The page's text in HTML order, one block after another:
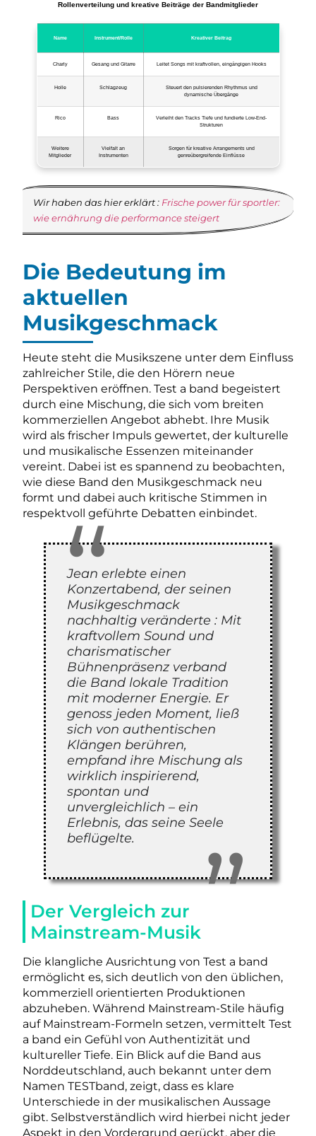
Rollenverteilung und kreative Beiträge der Bandmitglieder
Name Instrument/Rolle Kreativer Beitrag
Charly Gesang und Gitarre Leitet Songs mit kraftvollen, eingängigen Hooks
Holle Schlagzeug
Steuert den pulsierenden Rhythmus und
dynamische Übergänge
Rico Bass
Verleiht den Tracks Tiefe und fundierte Low-End-
Strukturen
Weitere
Mitglieder
Vielfalt an
Instrumenten
Sorgen für kreative Arrangements und
genreübergreifende Einflüsse
Wir haben das hier erklärt : Frische power für sportler:
wie ernährung die performance steigert
Die Bedeutung im
aktuellen
Musikgeschmack
Heute steht die Musikszene unter dem Einfluss
zahlreicher Stile, die den Hörern neue
Perspektiven eröffnen. Test a band begeistert
durch eine Mischung, die sich vom breiten
kommerziellen Angebot abhebt. Ihre Musik
wird als frischer Impuls gewertet, der kulturelle
und musikalische Essenzen miteinander
vereint. Dabei ist es spannend zu beobachten,
wie diese Band den Musikgeschmack neu
formt und dabei auch kritische Stimmen in
respektvoll geführte Debatten einbindet.
Jean erlebte einen
Konzertabend, der seinen
Musikgeschmack
nachhaltig veränderte : Mit
kraftvollem Sound und
charismatischer
Bühnenpräsenz verband
die Band lokale Tradition
mit moderner Energie. Er
genoss jeden Moment, ließ
sich von authentischen
Klängen berühren,
empfand ihre Mischung als
wirklich inspirierend,
spontan und
unvergleichlich – ein
Erlebnis, das seine Seele
beflügelte.
Der Vergleich zur
Mainstream-Musik
Die klangliche Ausrichtung von Test a band
ermöglicht es, sich deutlich von den üblichen,
kommerziell orientierten Produktionen
abzuheben. Während Mainstream-Stile häufig
auf Mainstream-Formeln setzen, vermittelt Test
a band ein Gefühl von Authentizität und
kultureller Tiefe. Ein Blick auf die Band aus
Norddeutschland, auch bekannt unter dem
Namen TESTband, zeigt, dass es klare
Unterschiede in der musikalischen Aussage
gibt. Selbstverständlich wird hierbei nicht jeder
Aspekt in den Vordergrund gerückt, aber die